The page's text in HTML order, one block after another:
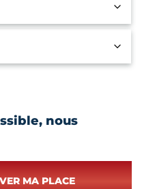
nous
MA PLACE